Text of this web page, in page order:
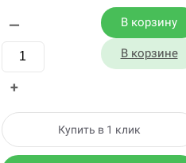
—
+
В корзину
В корзине
Купить в 1 клик